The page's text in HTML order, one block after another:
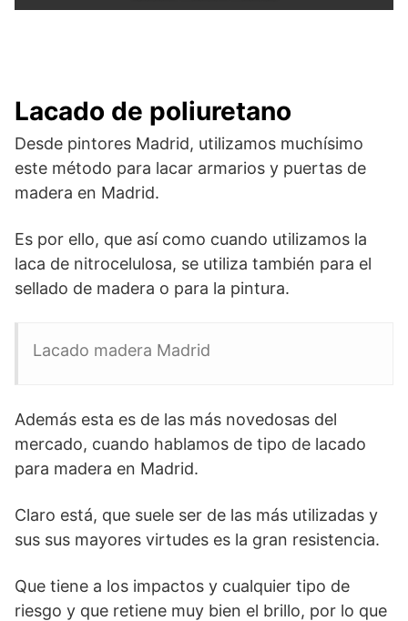
Lacado de poliuretano
Desde pintores Madrid, utilizamos muchísimo
este método para lacar armarios y puertas de
madera en Madrid.
Es por ello, que así como cuando utilizamos la
laca de nitrocelulosa, se utiliza también para el
sellado de madera o para la pintura.
Lacado madera Madrid
Además esta es de las más novedosas del
mercado, cuando hablamos de tipo de lacado
para madera en Madrid.
Claro está, que suele ser de las más utilizadas y
sus sus mayores virtudes es la gran resistencia.
Que tiene a los impactos y cualquier tipo de
riesgo y que retiene muy bien el brillo, por lo que